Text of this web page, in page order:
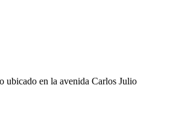
ubicado en la avenida Carlos Julio